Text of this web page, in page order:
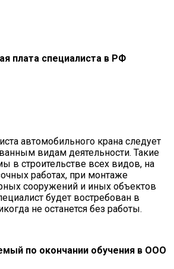
плата специалиста в РФ
автомобильного крана следует
видам деятельности. Такие
в строительстве всех видов, на
работах, при монтаже
сооружений и иных объектов
будет востребован в
не останется без работы.
по окончании обучения в ООО